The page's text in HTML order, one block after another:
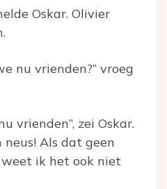
Oskar. Olivier
nu vrienden?” vroeg
vrienden”, zei Oskar.
neus! Als dat geen
ik het ook niet